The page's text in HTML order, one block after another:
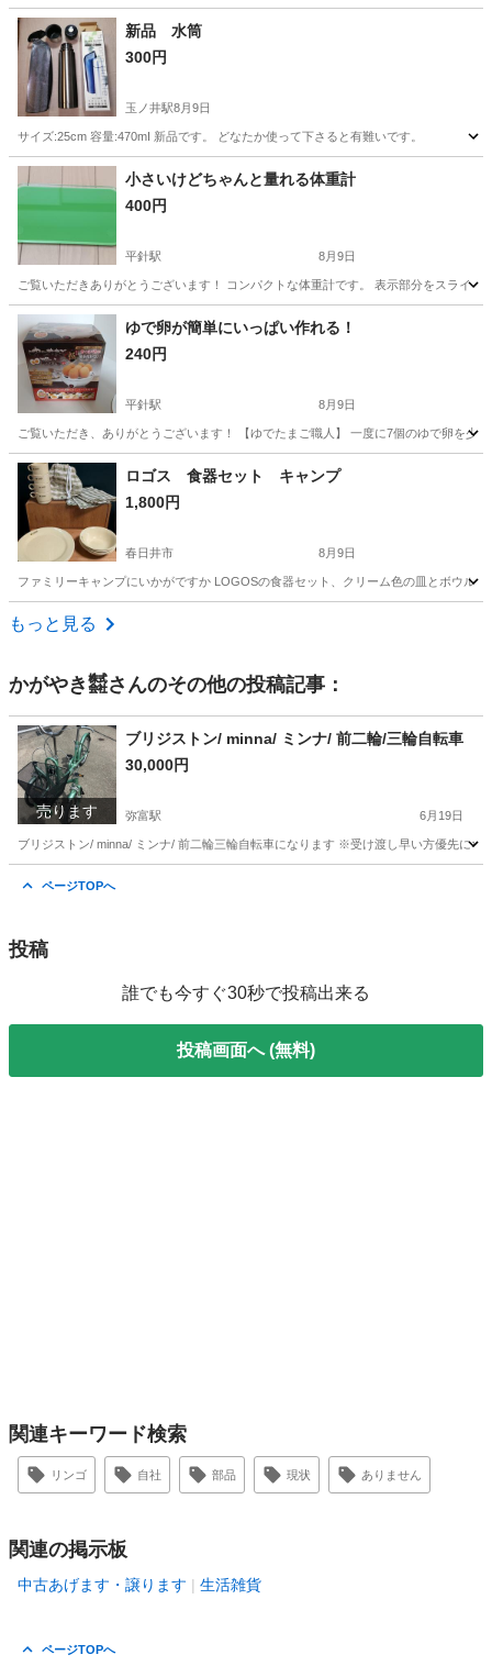
新品 水筒
300円
玉ノ井駅8月9日
サイズ:25cm 容量:470mI 新品です。 どなたか使って下さると有難いです。
愛知 一宮市 玉ノ井駅
小さいけどちゃんと量れる体重計
400円
平針駅 8月9日
ご覧いただきありがとうございます！ コンパクトな体重計です。 表示部分を
愛知 名古屋市 平針駅 その他
ゆで卵が簡単にいっぱい作れる！
240円
平針駅 8月9日
ご覧いただき、ありがとうございます！ 【ゆでたまご職人】 一度に7個のゆで卵を
愛知 名古屋市 平針駅 家庭用品
ロゴス 食器セット キャンプ
1,800円
春日井市 8月9日
ファミリーキャンプにいかがですか LOGOSの食器セット、クリーム色の皿とボウ
愛知 春日井市
もっと見る
かがやき㍿さんのその他の投稿記事：
売ります
ブリジストン/ minna/ ミンナ/ 前二輪/三輪自転車
30,000円
弥富駅 6月19日
ブリジストン/ minna/ ミンナ/ 前二輪三輪自転車になります ※受け渡し早い方優先
ページTOPへ
投稿
誰でも今すぐ30秒で投稿出来る
投稿画面へ (無料)
関連キーワード検索
リンゴ 自社 部品 現状 ありません
関連の掲示板
中古あげます・譲ります 生活雑貨
ページTOPへ